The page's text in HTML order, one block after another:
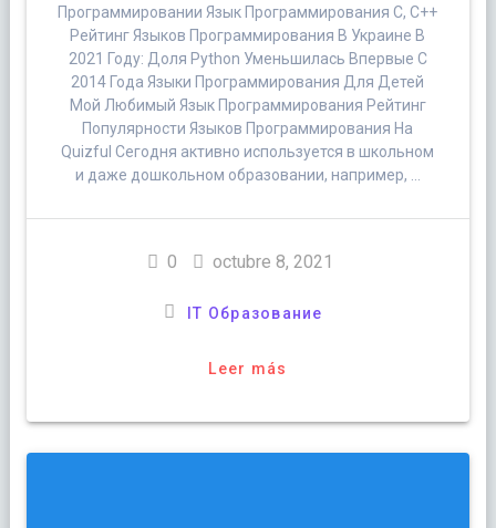
Программировании Язык Программирования С, С++
Рейтинг Языков Программирования В Украине В
2021 Году: Доля Python Уменьшилась Впервые С
2014 Года Языки Программирования Для Детей
Мой Любимый Язык Программирования Рейтинг
Популярности Языков Программирования На
Quizful Сегодня активно используется в школьном
и даже дошкольном образовании, например, …
0 octubre 8, 2021
IT Образование
Leer más